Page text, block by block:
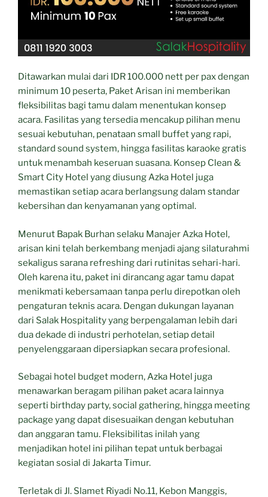
Ditawarkan mulai dari IDR 100.000 nett per pax dengan
minimum 10 peserta, Paket Arisan ini memberikan
fleksibilitas bagi tamu dalam menentukan konsep
acara. Fasilitas yang tersedia mencakup pilihan menu
sesuai kebutuhan, penataan small buffet yang rapi,
standard sound system, hingga fasilitas karaoke gratis
untuk menambah keseruan suasana. Konsep Clean &
Smart City Hotel yang diusung Azka Hotel juga
memastikan setiap acara berlangsung dalam standar
kebersihan dan kenyamanan yang optimal.
Menurut Bapak Burhan selaku Manajer Azka Hotel,
arisan kini telah berkembang menjadi ajang silaturahmi
sekaligus sarana refreshing dari rutinitas sehari-hari.
Oleh karena itu, paket ini dirancang agar tamu dapat
menikmati kebersamaan tanpa perlu direpotkan oleh
pengaturan teknis acara. Dengan dukungan layanan
dari Salak Hospitality yang berpengalaman lebih dari
dua dekade di industri perhotelan, setiap detail
penyelenggaraan dipersiapkan secara profesional.
Sebagai hotel budget modern, Azka Hotel juga
menawarkan beragam pilihan paket acara lainnya
seperti birthday party, social gathering, hingga meeting
package yang dapat disesuaikan dengan kebutuhan
dan anggaran tamu. Fleksibilitas inilah yang
menjadikan hotel ini pilihan tepat untuk berbagai
kegiatan sosial di Jakarta Timur.
Terletak di Jl. Slamet Riyadi No.11, Kebon Manggis,